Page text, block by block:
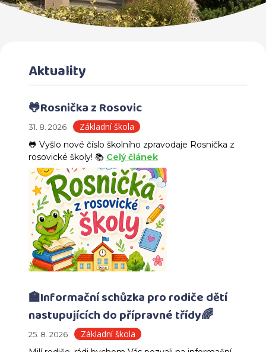
Aktuality
🐸Rosnička z Rosovic
31. 8. 2026 Základní škola
🐸 Vyšlo nové číslo školního zpravodaje Rosnička z
rosovické školy! 📚 Celý článek
🏫Informační schůzka pro rodiče dětí
nastupujících do přípravné třídy🌈
25. 8. 2026 Základní škola